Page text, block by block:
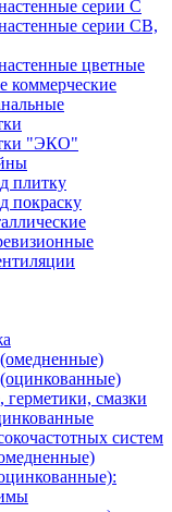
серии С
серии СВ,
цветные
коммерческие
"ЭКО"
плитку
покраску
смазки
систем